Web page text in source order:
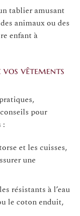
tablier amusant
animaux ou des
enfant à
vêtements
pour
:
et les cuisses,
une
résistants à l’eau
le coton enduit,